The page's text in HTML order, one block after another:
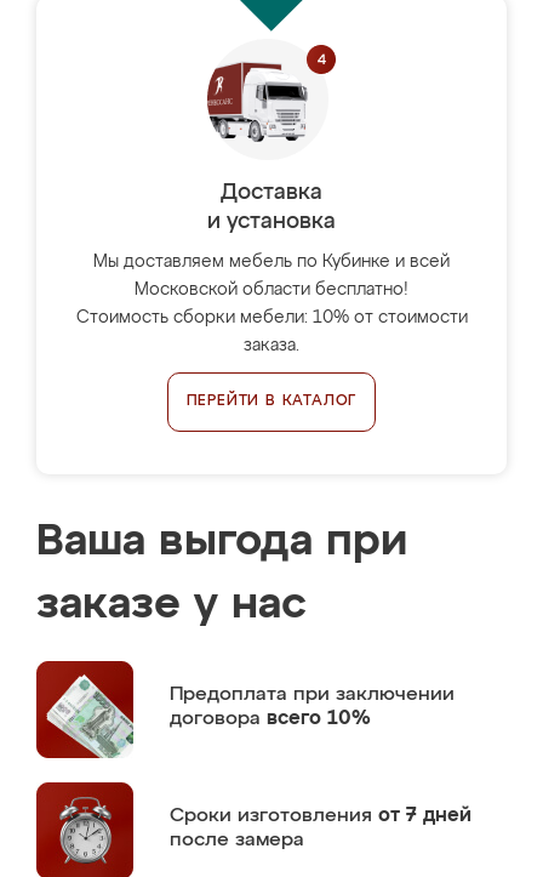
Доставка
и установка
Мы доставляем мебель по Кубинке и всей
Московской области бесплатно!
Стоимость сборки мебели: 10% от стоимости
заказа.
ПЕРЕЙТИ В КАТАЛОГ
Ваша выгода при
заказе у нас
Предоплата при заключении
договора всего 10%
Сроки изготовления от 7 дней
после замера